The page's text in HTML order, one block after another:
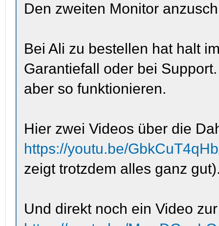
Den zweiten Monitor
Bei Ali zu bestellen hat halt
Garantiefall oder bei
aber so funktionieren.
Hier zwei Videos über die
https://youtu.be/
zeigt trotzdem alles ganz
Und direkt noch ein Video